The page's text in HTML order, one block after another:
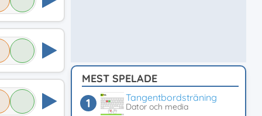
MEST SPELADE
Tangentbordsträning
Dator och media